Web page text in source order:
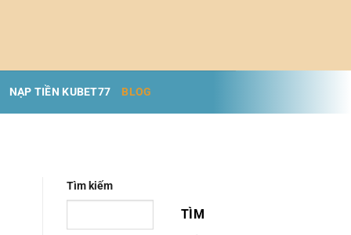
NẠP TIỀN KUBET77 BLOG
Tìm kiếm
TÌM